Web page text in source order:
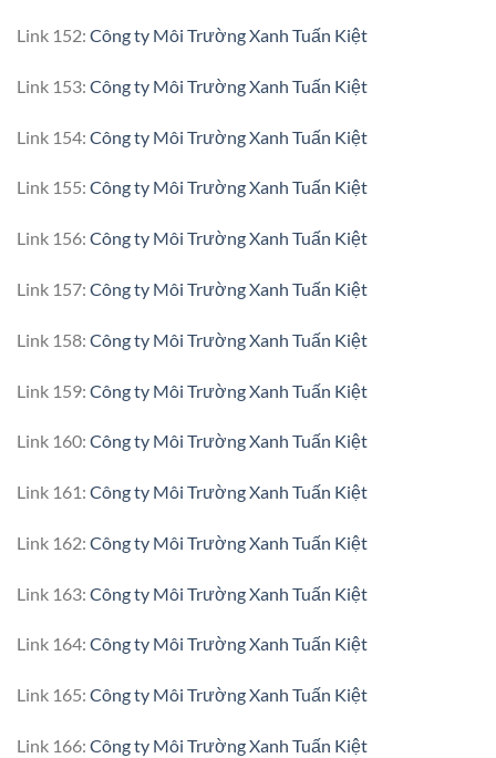
Link 152: Công ty Môi Trường Xanh Tuấn Kiệt
Link 153: Công ty Môi Trường Xanh Tuấn Kiệt
Link 154: Công ty Môi Trường Xanh Tuấn Kiệt
Link 155: Công ty Môi Trường Xanh Tuấn Kiệt
Link 156: Công ty Môi Trường Xanh Tuấn Kiệt
Link 157: Công ty Môi Trường Xanh Tuấn Kiệt
Link 158: Công ty Môi Trường Xanh Tuấn Kiệt
Link 159: Công ty Môi Trường Xanh Tuấn Kiệt
Link 160: Công ty Môi Trường Xanh Tuấn Kiệt
Link 161: Công ty Môi Trường Xanh Tuấn Kiệt
Link 162: Công ty Môi Trường Xanh Tuấn Kiệt
Link 163: Công ty Môi Trường Xanh Tuấn Kiệt
Link 164: Công ty Môi Trường Xanh Tuấn Kiệt
Link 165: Công ty Môi Trường Xanh Tuấn Kiệt
Link 166: Công ty Môi Trường Xanh Tuấn Kiệt